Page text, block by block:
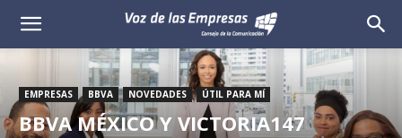
Voz
las
EMPRESAS BBVA NOVEDADES ÚTIL PARA MÍ
BBVA MÉXICO Y VICTORIA147